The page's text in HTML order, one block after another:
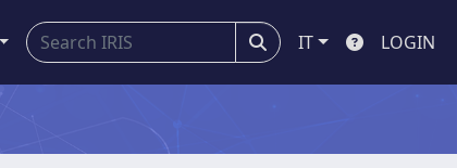
IT LOGIN